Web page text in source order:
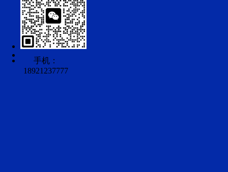
手机：
18921237777